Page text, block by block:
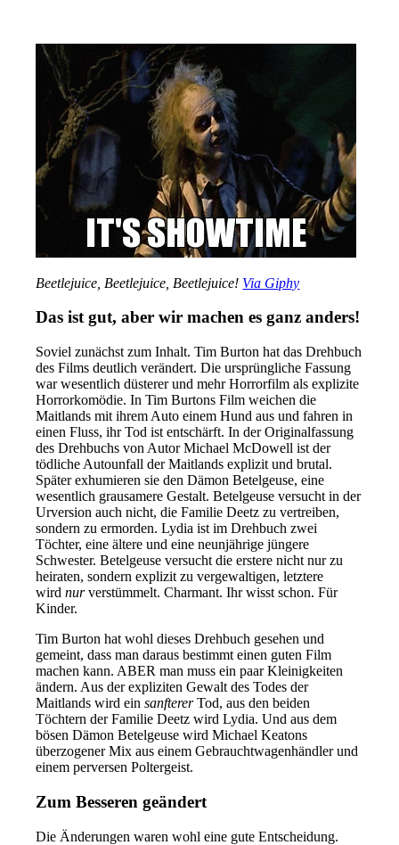
Beetlejuice, Beetlejuice, Beetlejuice! Via Giphy
Das ist gut, aber wir machen es ganz anders!
Soviel zunächst zum Inhalt. Tim Burton hat das Drehbuch
des Films deutlich verändert. Die ursprüngliche Fassung
war wesentlich düsterer und mehr Horrorfilm als explizite
Horrorkomödie. In Tim Burtons Film weichen die
Maitlands mit ihrem Auto einem Hund aus und fahren in
einen Fluss, ihr Tod ist entschärft. In der Originalfassung
des Drehbuchs von Autor Michael McDowell ist der
tödliche Autounfall der Maitlands explizit und brutal.
Später exhumieren sie den Dämon Betelgeuse, eine
wesentlich grausamere Gestalt. Betelgeuse versucht in der
Urversion auch nicht, die Familie Deetz zu vertreiben,
sondern zu ermorden. Lydia ist im Drehbuch zwei
Töchter, eine ältere und eine neunjährige jüngere
Schwester. Betelgeuse versucht die erstere nicht nur zu
heiraten, sondern explizit zu vergewaltigen, letztere
wirdnurverstümmelt. Charmant. Ihr wisst schon. Für
Kinder.
Tim Burton hat wohl dieses Drehbuch gesehen und
gemeint, dass man daraus bestimmt einen guten Film
machen kann. ABER man muss ein paar Kleinigkeiten
ändern. Aus der expliziten Gewalt des Todes der
Maitlands wird einsanftererTod, aus den beiden
Töchtern der Familie Deetz wird Lydia. Und aus dem
bösen Dämon Betelgeuse wird Michael Keatons
überzogener Mix aus einem Gebrauchtwagenhändler und
einem perversen Poltergeist.
Zum Besseren geändert
Die Änderungen waren wohl eine gute Entscheidung.